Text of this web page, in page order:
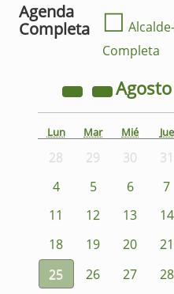
Agenda
Completa
☐
Completa
Agosto
Lun Mar Mié Jue
28 29 30 31
4
5 6 7
11
12 13 14
18
19 20 21
25
26 27 28